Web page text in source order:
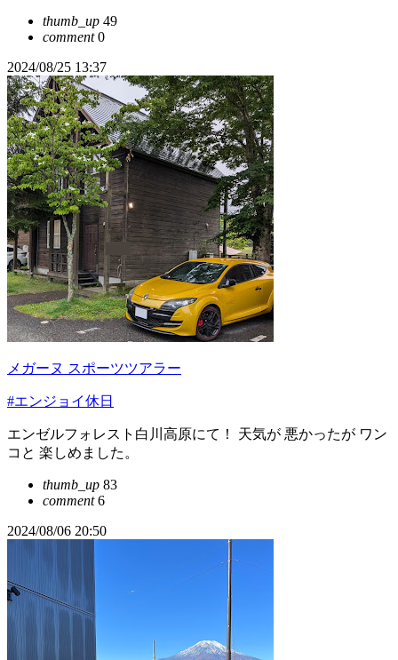
thumb_up 49
comment0
2024/08/25 13:37
メガーヌ スポーツツアラー
#エンジョイ休日
エンゼルフォレスト白川高原にて！ 天気が 悪かったが ワン
コと 楽しめました。
thumb_up 83
comment6
2024/08/06 20:50